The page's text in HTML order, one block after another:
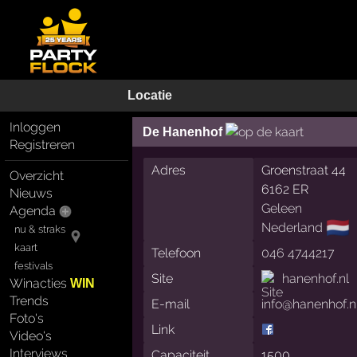
Locatie
Inloggen
Registreren
Overzicht
Nieuws
Agenda
nu & straks
kaart
festivals
WinactiesWIN
Trends
Foto's
Video's
Interviews
De Hanenhof
Adres
Groenstraat 44
6162 ER
Geleen
Nederland 🇳🇱
Telefoon
046 4744217
Site
hanenhof.nl
E-mail
Link